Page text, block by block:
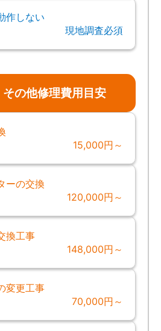
作しない
現地調査必須
の他修理費用目安
15,000円～
ーの交換
120,000円～
換工事
148,000円～
変更工事
70,000円～